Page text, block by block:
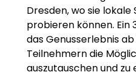
Dresden, wo sie
probieren können.
das Genusserlebnis
Teilnehmern die
auszutauschen und zu